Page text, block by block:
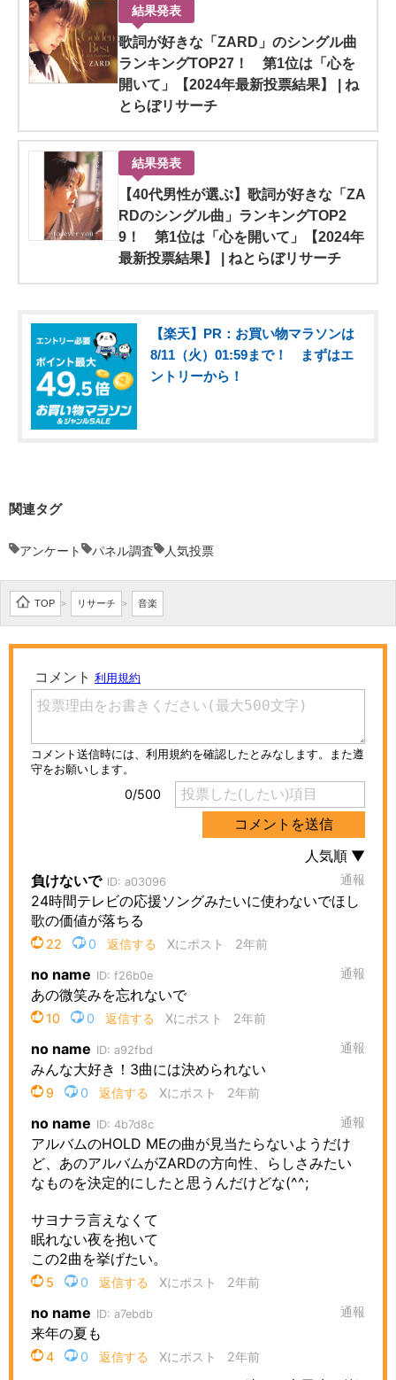
結果発表
歌詞が好きな「ZARD」のシングル曲
ランキングTOP27！ 第1位は「心を
開いて」【2024年最新投票結果】 | ね
とらぼリサーチ
結果発表
【40代男性が選ぶ】歌詞が好きな「ZA
RDのシングル曲」ランキングTOP2
9！ 第1位は「心を開いて」【2024年
最新投票結果】 | ねとらぼリサーチ
【楽天】PR：お買い物マラソンは
8/11（火）01:59まで！ まずはエ
ントリーから！
関連タグ
アンケート パネル調査 人気投票
TOP > リサーチ > 音楽